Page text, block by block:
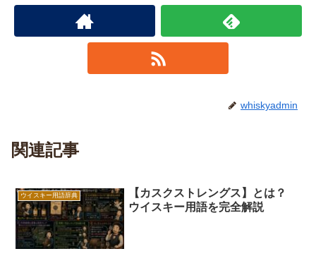
whiskyadmin
関連記事
ウイスキー用語辞典
【カスクストレングス】とは？
ウイスキー用語を完全解説